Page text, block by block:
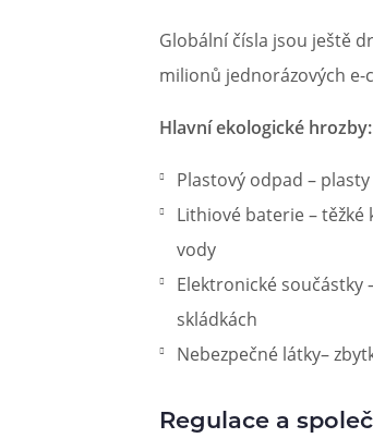
Globální čísla jsou ještě
milionů jednorázových e-
Hlavní ekologické hrozby:
Plastový odpad –
Lithiové baterie –
vody
Elektronické součástky
skládkách
Nebezpečné látky–
Regulace a